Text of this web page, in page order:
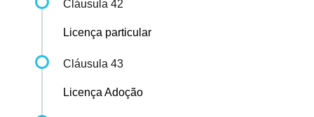
Cláusula 42
Licença particular
Cláusula 43
Licença Adoção